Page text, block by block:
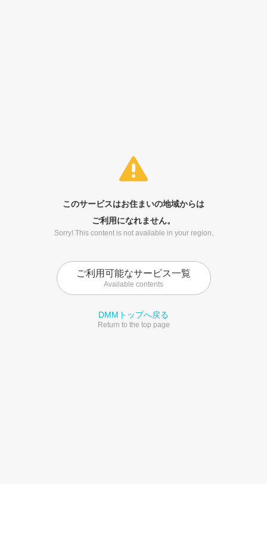
このサービスはお住まいの地域からは
ご利用になれません。
Sorry! This content is not available in your region.
ご利用可能なサービス一覧
Available contents
DMMトップへ戻る
Return to the top page